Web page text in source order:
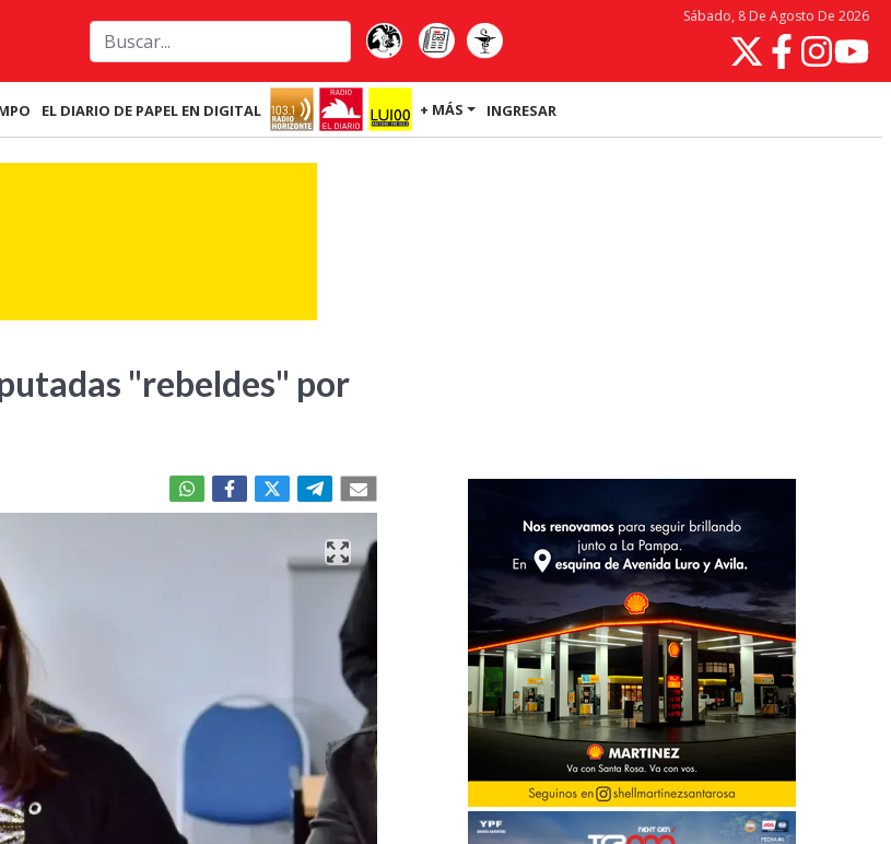
Sábado, 8 De Agosto De 2026
EL DIARIO DE PAPEL EN DIGITAL + MÁS INGRESAR
"rebeldes" por